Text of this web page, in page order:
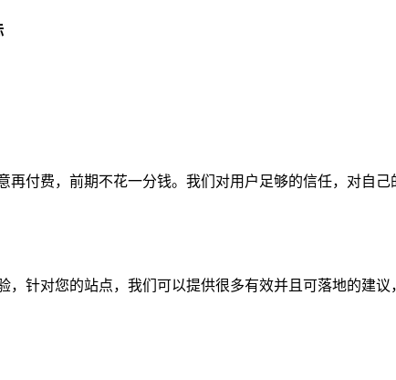
再付费，前期不花一分钱。我们对用户足够的信任，对自己
，针对您的站点，我们可以提供很多有效并且可落地的建